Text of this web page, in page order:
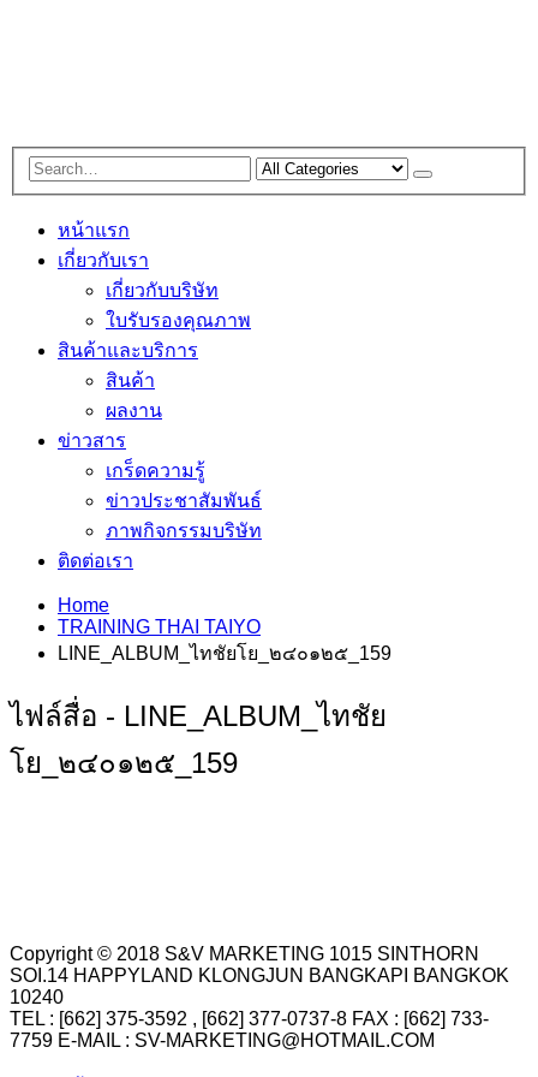
หน้าแรก
เกี่ยวกับเรา
เกี่ยวกับบริษัท
ใบรับรองคุณภาพ
สินค้าและบริการ
สินค้า
ผลงาน
ข่าวสาร
เกร็ดความรู้
ข่าวประชาสัมพันธ์
ภาพกิจกรรมบริษัท
ติดต่อเรา
Home
TRAINING THAI TAIYO
LINE_ALBUM_ไทชัยโย_๒๔๐๑๒๕_159
ไฟล์สื่อ - LINE_ALBUM_ไทชัย
โย_๒๔๐๑๒๕_159
Copyright © 2018 S&V MARKETING 1015 SINTHORN
SOI.14 HAPPYLAND KLONGJUN BANGKAPI BANGKOK
10240
TEL : [662] 375-3592 , [662] 377-0737-8 FAX : [662] 733-
7759 E-MAIL : SV-MARKETING@HOTMAIL.COM